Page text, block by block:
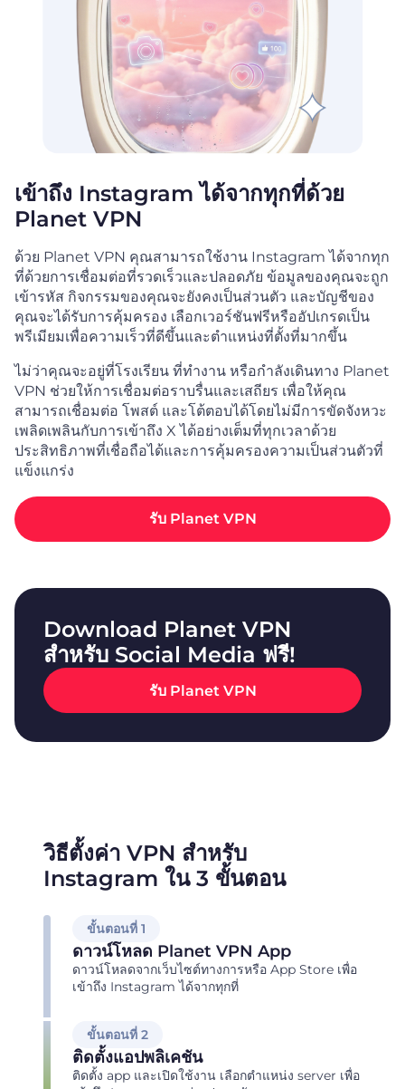
เข้าถึง Instagram ได้จากทุกที่ด้วย
Planet VPN
ด้วย Planet VPN คุณสามารถใช้งาน Instagram ได้จากทุก
ที่ด้วยการเชื่อมต่อที่รวดเร็วและปลอดภัย ข้อมูลของคุณจะถูก
เข้ารหัส กิจกรรมของคุณจะยังคงเป็นส่วนตัว และบัญชีของ
คุณจะได้รับการคุ้มครอง เลือกเวอร์ชันฟรีหรืออัปเกรดเป็น
พรีเมียมเพื่อความเร็วที่ดีขึ้นและตำแหน่งที่ตั้งที่มากขึ้น
ไม่ว่าคุณจะอยู่ที่โรงเรียน ที่ทำงาน หรือกำลังเดินทาง Planet
VPN ช่วยให้การเชื่อมต่อราบรื่นและเสถียร เพื่อให้คุณ
สามารถเชื่อมต่อ โพสต์ และโต้ตอบได้โดยไม่มีการขัดจังหวะ
เพลิดเพลินกับการเข้าถึง X ได้อย่างเต็มที่ทุกเวลาด้วย
ประสิทธิภาพที่เชื่อถือได้และการคุ้มครองความเป็นส่วนตัวที่
แข็งแกร่ง
รับ Planet VPN
Download Planet VPN
สำหรับ Social Media ฟรี!
รับ Planet VPN
วิธีตั้งค่า VPN สำหรับ
Instagram ใน 3 ขั้นตอน
ขั้นตอนที่ 1
ดาวน์โหลด Planet VPN App
ดาวน์โหลดจากเว็บไซต์ทางการหรือ App Store เพื่อ
เข้าถึง Instagram ได้จากทุกที่
ขั้นตอนที่ 2
ติดตั้งแอปพลิเคชัน
ติดตั้ง app และเปิดใช้งาน เลือกตำแหน่ง server เพื่อ